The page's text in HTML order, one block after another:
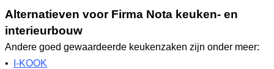
Alternatieven voor Firma Nota keuken- en
interieurbouw
Andere goed gewaardeerde keukenzaken zijn onder meer:
•
I-KOOK